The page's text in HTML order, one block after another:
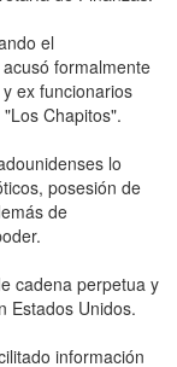
el
formalmente
ex funcionarios
Chapitos".
lo
posesión de
de
cadena perpetua y
Estados Unidos.
información